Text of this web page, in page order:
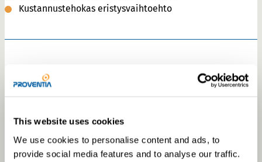
This website uses cookies
We use cookies to personalise content and ads, to
provide social media features and to analyse our traffic.
Kustannustehokas eristysvaihtoehto
eristystä palveluna